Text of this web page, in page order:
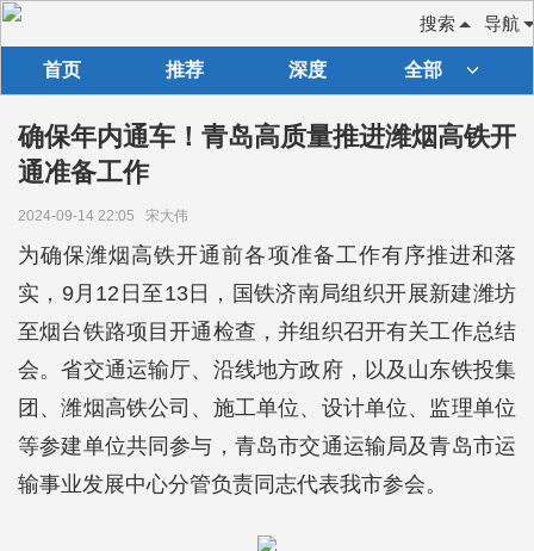
导航
搜索
首页 推荐 深度 全部
确保年内通车！青岛高质量推进潍烟高铁开
通准备工作
2024-09-14 22:05 宋大伟
为确保潍烟高铁开通前各项准备工作有序推进和落
实，9月12日至13日，国铁济南局组织开展新建潍坊
至烟台铁路项目开通检查，并组织召开有关工作总结
会。省交通运输厅、沿线地方政府，以及山东铁投集
团、潍烟高铁公司、施工单位、设计单位、监理单位
等参建单位共同参与，青岛市交通运输局及青岛市运
输事业发展中心分管负责同志代表我市参会。